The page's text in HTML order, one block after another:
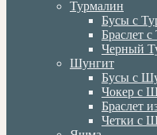
Турмалин
Бусы с
Браслет
Черный
Шунгит
Бусы с
Чокер с
Браслет
Четки с